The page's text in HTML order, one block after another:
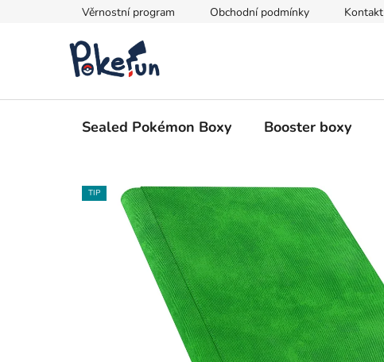
Věrnostní program Obchodní podmínky Kontakt
Sealed Pokémon Boxy Booster boxy
TIP